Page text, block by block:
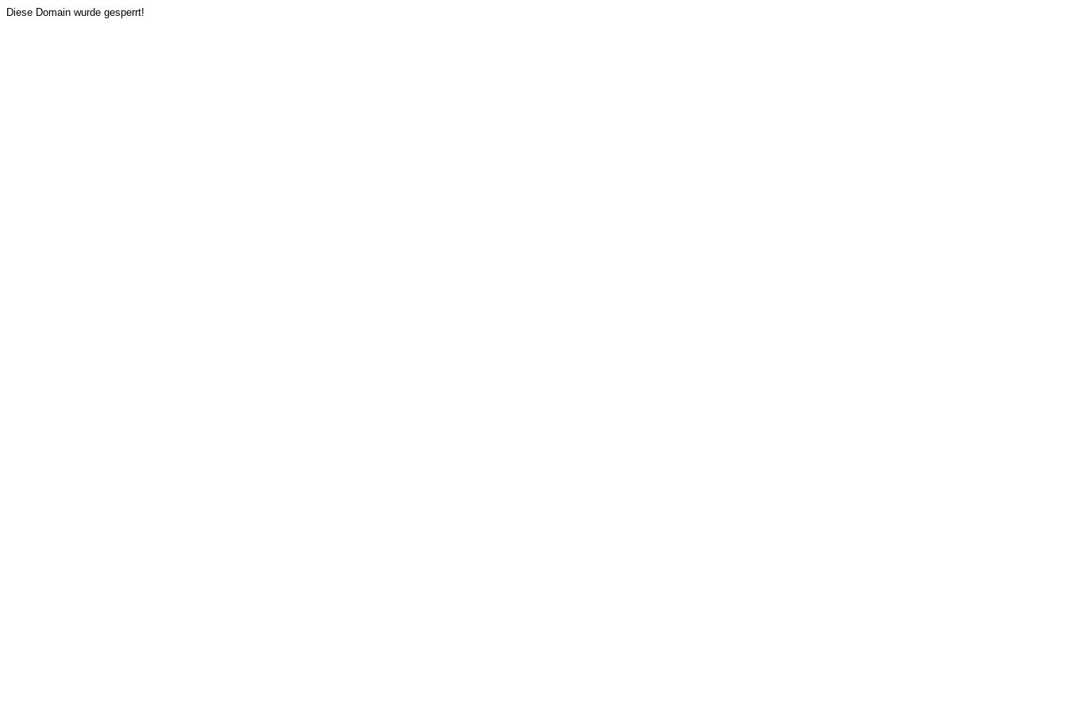
Diese Domain wurde gesperrt!